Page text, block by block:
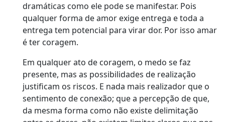
dramáticas como ele pode se manifestar. Pois
qualquer forma de amor exige entrega e toda a
entrega tem potencial para virar dor. Por isso amar
é ter coragem.
Em qualquer ato de coragem, o medo se faz
presente, mas as possibilidades de realização
justificam os riscos. E nada mais realizador que o
sentimento de conexão; que a percepção de que,
da mesma forma como não existe delimitação